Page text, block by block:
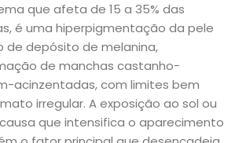
que afeta de 15 a 35% das
é uma hiperpigmentação da pele
de depósito de melanina,
de manchas castanho-
acinzentadas, com limites bem
irregular. A exposição ao sol ou
que intensifica o aparecimento